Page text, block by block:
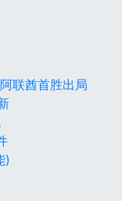
联酋首胜出局
)